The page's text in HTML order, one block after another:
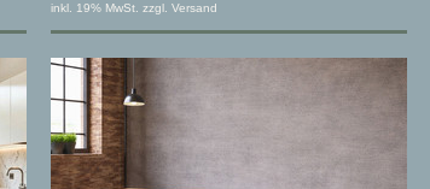
inkl. 19% MwSt. zzgl. Versand